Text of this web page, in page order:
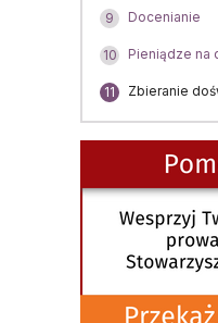
9 Docenianie
10 Pieniądze na
11 Zbieranie